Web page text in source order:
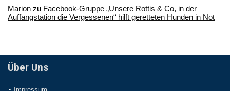
Marion zu Facebook-Gruppe „Unsere Rottis & Co, in der
Auffangstation die Vergessenen“ hilft geretteten Hunden in Not
Über Uns